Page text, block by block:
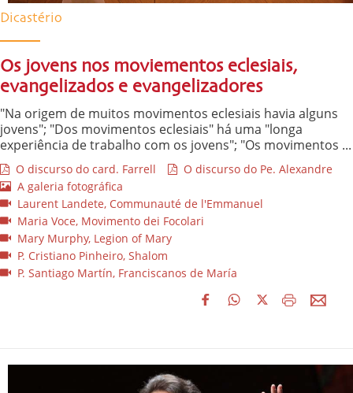
Dicastério
Os jovens nos moviementos eclesiais,
evangelizados e evangelizadores
"Na origem de muitos movimentos eclesiais havia alguns
jovens"; "Dos movimentos eclesiais" há uma "longa
experiência de trabalho com os jovens"; "Os movimentos ...
O discurso do card. Farrell
O discurso do Pe. Alexandre
A galeria fotográfica
Laurent Landete, Communauté de l'Emmanuel
Maria Voce, Movimento dei Focolari
Mary Murphy, Legion of Mary
P. Cristiano Pinheiro, Shalom
P. Santiago Martín, Franciscanos de María